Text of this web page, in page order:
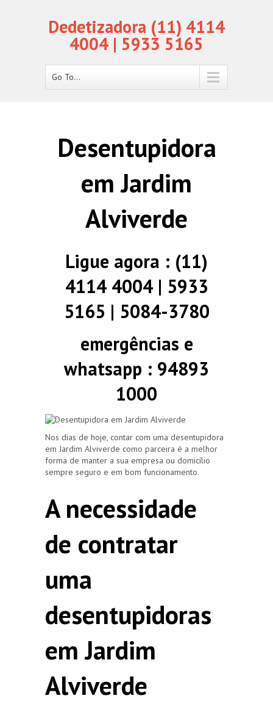
Dedetizadora (11) 4114
4004 | 5933 5165
Go To...
Desentupidora
em Jardim
Alviverde
Ligue agora : (11)
4114 4004 | 5933
5165 | 5084-3780
emergências e
whatsapp : 94893
1000
Nos dias de hoje, contar com uma desentupidora
em Jardim Alviverde como parceira é a melhor
forma de manter a sua empresa ou domicílio
sempre seguro e em bom funcionamento.
A necessidade
de contratar
uma
desentupidoras
em Jardim
Alviverde